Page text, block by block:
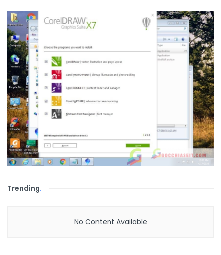
Trending.
No Content Available